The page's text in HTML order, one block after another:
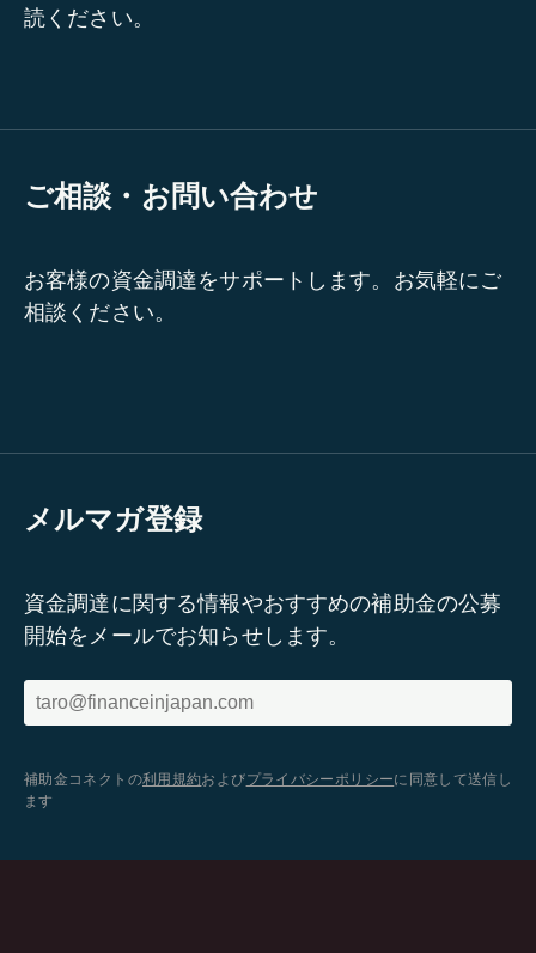
読ください。
ご相談・お問い合わせ
お客様の資金調達をサポートします。お気軽にご
相談ください。
メルマガ登録
資金調達に関する情報やおすすめの補助金の公募
開始をメールでお知らせします。
補助金コネクトの利用規約およびプライバシーポリシーに同意して送信し
ます